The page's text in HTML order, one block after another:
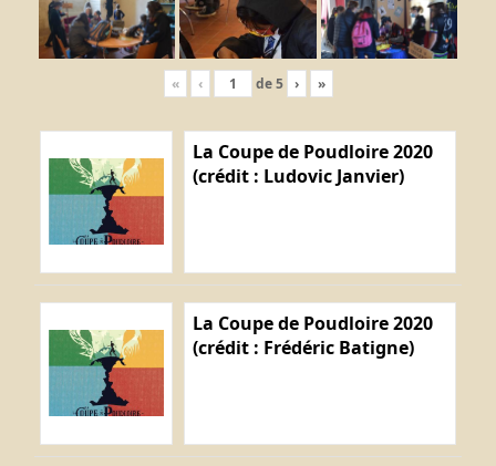
« ‹ de5 › »
La Coupe de Poudloire 2020
(crédit : Ludovic Janvier)
La Coupe de Poudloire 2020
(crédit : Frédéric Batigne)